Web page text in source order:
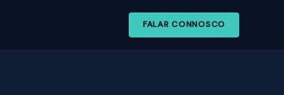
FALAR CONNOSCO